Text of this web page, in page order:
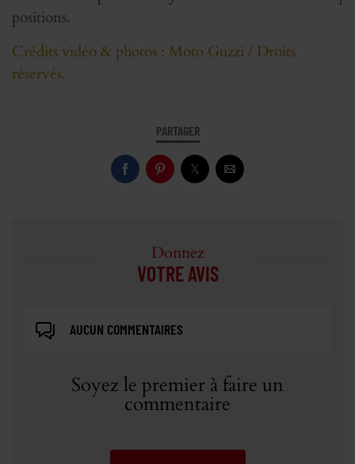
positions.
Crédits vidéo & photos : Moto Guzzi / Droits
réservés.
PARTAGER
Donnez
VOTRE AVIS
AUCUN COMMENTAIRES
Soyez le premier à faire un
commentaire